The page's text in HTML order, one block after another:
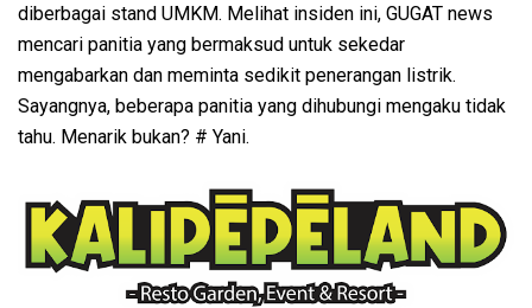
diberbagai stand UMKM. Melihat insiden ini, GUGAT news
mencari panitia yang bermaksud untuk sekedar
mengabarkan dan meminta sedikit penerangan listrik.
Sayangnya, beberapa panitia yang dihubungi mengaku tidak
tahu. Menarik bukan? # Yani.